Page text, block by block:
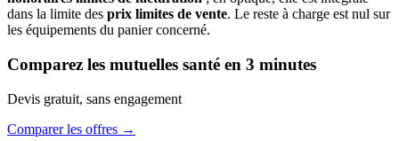
dans la limite des prix limites de vente. Le reste à charge est nul sur
les équipements du panier concerné.
Comparez les mutuelles santé en 3 minutes
Devis gratuit, sans engagement
Comparer les offres →